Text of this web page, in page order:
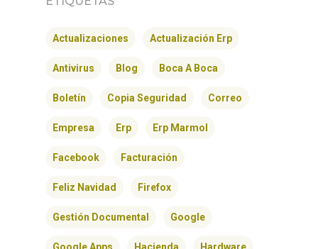
Actualizaciones Actualización Erp
Antivirus Blog Boca A Boca
Boletín Copia Seguridad Correo
Empresa Erp Erp Marmol
Facebook Facturación
Feliz Navidad Firefox
Gestión Documental Google